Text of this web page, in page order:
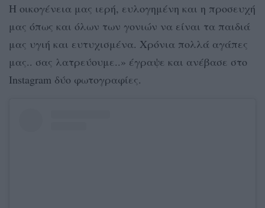
Η οικογένεια μας ιερή, ευλογημένη και η προσευχή
μας όπως και όλων των γονιών να είναι τα παιδιά
μας υγιή και ευτυχισμένα. Χρόνια πολλά αγάπες
μας.. σας λατρεύουμε..» έγραψε και ανέβασε στο
Instagram δύο φωτογραφίες.